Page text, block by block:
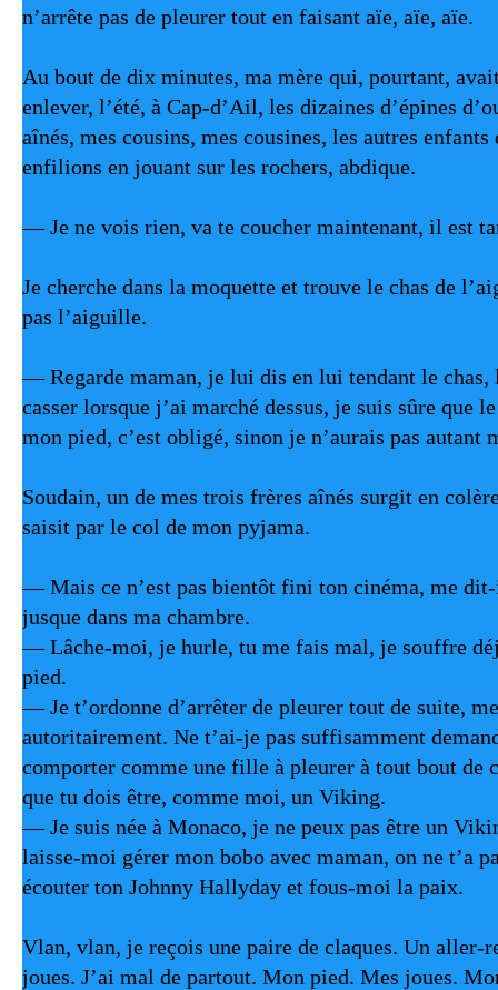
n’arrête pas de pleurer tout en faisant aïe, aïe, aïe.
Au bout de dix minutes, ma mère qui, pourtant,
enlever, l’été, à Cap-d’Ail, les dizaines d’épines
aînés, mes cousins, mes cousines, les autres
enfilions en jouant sur les rochers, abdique.
— Je ne vois rien, va te coucher maintenant, il est
Je cherche dans la moquette et trouve le chas de
pas l’aiguille.
— Regarde maman, je lui dis en lui tendant le chas,
casser lorsque j’ai marché dessus, je suis sûre que
mon pied, c’est obligé, sinon je n’aurais pas autant
Soudain, un de mes trois frères aînés surgit en
saisit par le col de mon pyjama.
— Mais ce n’est pas bientôt fini ton cinéma, me
jusque dans ma chambre.
— Lâche-moi, je hurle, tu me fais mal, je souffre
pied.
— Je t’ordonne d’arrêter de pleurer tout de suite,
autoritairement. Ne t’ai-je pas suffisamment
comporter comme une fille à pleurer à tout bout de
que tu dois être, comme moi, un Viking.
— Je suis née à Monaco, je ne peux pas être un
laisse-moi gérer mon bobo avec maman, on ne t’a
écouter ton Johnny Hallyday et fous-moi la paix.
Vlan, vlan, je reçois une paire de claques. Un aller-
joues. J’ai mal de partout. Mon pied. Mes joues.